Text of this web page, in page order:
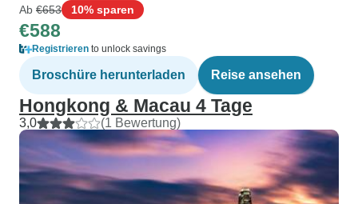
Ab €653 10% sparen
€588
Registrieren to unlock savings
Broschüre herunterladen Reise ansehen
Hongkong & Macau 4 Tage
3,0 (1 Bewertung)